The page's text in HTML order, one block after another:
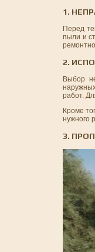
1.
Перед
пыли и
2.
Выбор
работ.
Кроме
нужного
3.